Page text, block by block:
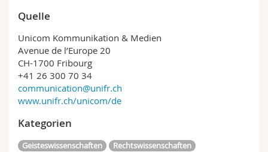
Quelle
Unicom Kommunikation & Medien
Avenue de l’Europe 20
CH-1700 Fribourg
+41 26 300 70 34
communication@unifr.ch
www.unifr.ch/unicom/de
Kategorien
Geisteswissenschaften
Rechtswissenschaften